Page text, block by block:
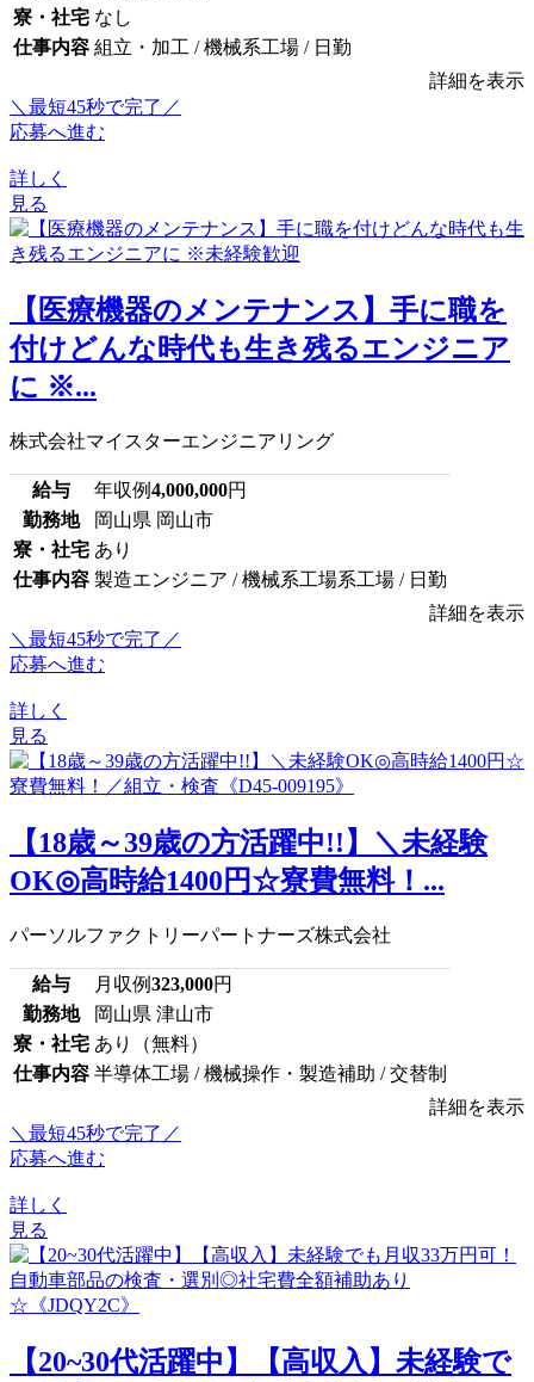
寮・社宅 なし
仕事内容 組立・加工 / 機械系工場 / 日勤
詳細を表示
＼最短45秒で完了／
応募へ進む
詳しく
見る
【医療機器のメンテナンス】手に職を
付けどんな時代も生き残るエンジニア
に ※...
株式会社マイスターエンジニアリング
給与 年収例4,000,000円
勤務地
岡山県 岡山市
寮・社宅 あり
仕事内容 製造エンジニア / 機械系工場系工場 / 日勤
詳細を表示
＼最短45秒で完了／
応募へ進む
詳しく
見る
【18歳～39歳の方活躍中!!】＼未経験
OK◎高時給1400円☆寮費無料！...
パーソルファクトリーパートナーズ株式会社
給与 月収例323,000円
勤務地
岡山県 津山市
寮・社宅 あり（無料）
仕事内容 半導体工場 / 機械操作・製造補助 / 交替制
詳細を表示
＼最短45秒で完了／
応募へ進む
詳しく
見る
【20~30代活躍中】【高収入】未経験で